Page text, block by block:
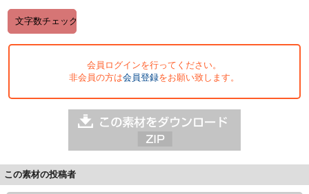
会員ログインを行ってください。
非会員の方は会員登録をお願い致します。
この素材の投稿者